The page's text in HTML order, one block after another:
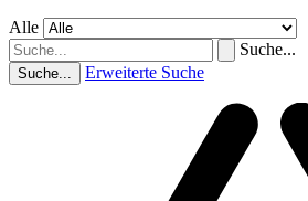
Alle
Suche...
Suche... Erweiterte Suche